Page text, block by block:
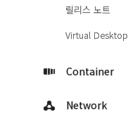
릴리스 노트
Virtual Desktop
Container
Network